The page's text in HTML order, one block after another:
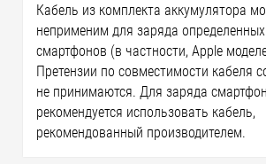
Кабель из комплекта аккумулятора
неприменим для заряда
смартфонов (в частности, Apple
Претензии по совместимости кабеля
не принимаются. Для заряда
рекомендуется использовать кабель,
рекомендованный производителем.